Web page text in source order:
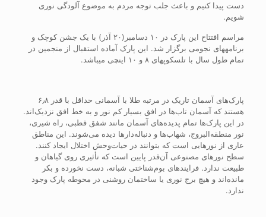
دست پیدا کنیم و باعث جلب توجه مردم به موضوع آلودگی نوری
شویم.
مراسم افتتاح این پارک در ۱۰ دسامبر(۲۰ آذر) با یک جشن کوچک و
برنامه‎های نجومی برگزار شد. این پارک آماده استقبال از منجمین در
تمام طول سال با تلسکوپ‎های ۸ و ۱۰ اینچی می‎باشد.
پارک‌های آسمان تاریک در مرتبه طلا با آسمانی حداقل با قدر ۶٫۸
هستند که آسمان تاب‌ها در افق بسیار کم نور و به خط افق نزدیک‌اند.
در این پارک‌ها تمام پدیده‌های آسمان مانند شفق قطبی، راه شیری،
نور منطقه‌البروج، شهاب‌ها و دنباله‌دارها دیده می‌شوند. این مناطق
عاری از نورهایی است که بتوانند در حیات‌وحش اختلال ایجاد کنند.
سطح نورهای مصنوعی آن‌قدر پایین است که تأثیری روی گیاهان و
طبیعت ندارد. فرایندهای بوم‌شناختی شبانه، دست­ نخورده و بکر
مانده‌اند و هیچ برج نوری یا ساختمان روشنی در محوطه پارک وجود
ندارد.